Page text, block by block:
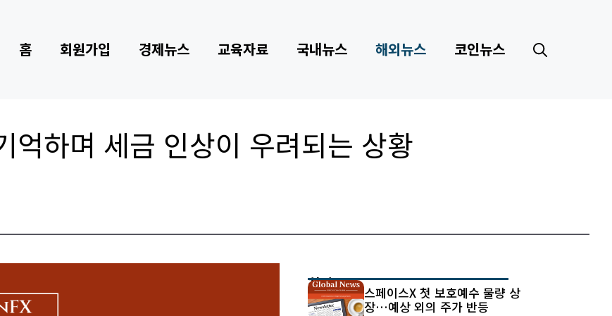
홈 회원가입 경제뉴스 교육자료 국내뉴스 해외뉴스 코인뉴스
억하며 세금 인상이 우려되는 상황
최신 글
스페이스X 첫 보호예수 물량 상
장…예상 외의 주가 반등